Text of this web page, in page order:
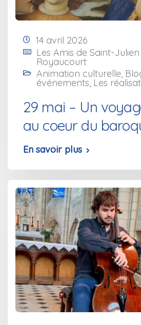
14 avril 2026
Les Amis de Saint-
Royaucourt
Animation culturelle,
événements, Les
29 mai – Un
au coeur du
En savoir plus